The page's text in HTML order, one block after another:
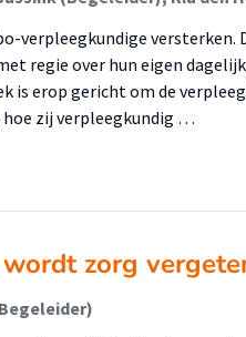
verpleegkundige versterken.
regie over hun eigen
is erop gericht om de
zij verpleegkundig …
zorg